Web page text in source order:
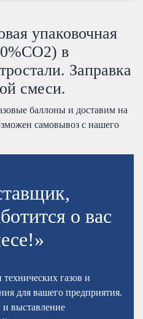
упаковочная
в
Заправка
смеси.
баллоны и доставим на
самовывоз с нашего
о вас
технических газов и
для вашего предприятия.
и выставление